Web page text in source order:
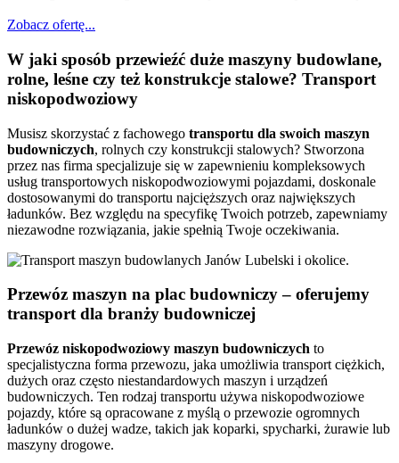
Zobacz ofertę...
W jaki sposób przewieźć duże maszyny budowlane,
rolne, leśne czy też konstrukcje stalowe? Transport
niskopodwoziowy
Musisz skorzystać z fachowego transportu dla swoich maszyn
budowniczych, rolnych czy konstrukcji stalowych? Stworzona
przez nas firma specjalizuje się w zapewnieniu kompleksowych
usług transportowych niskopodwoziowymi pojazdami, doskonale
dostosowanymi do transportu najcięższych oraz największych
ładunków. Bez względu na specyfikę Twoich potrzeb, zapewniamy
niezawodne rozwiązania, jakie spełnią Twoje oczekiwania.
Przewóz maszyn na plac budowniczy – oferujemy
transport dla branży budowniczej
Przewóz niskopodwoziowy maszyn budowniczych to
specjalistyczna forma przewozu, jaka umożliwia transport ciężkich,
dużych oraz często niestandardowych maszyn i urządzeń
budowniczych. Ten rodzaj transportu używa niskopodwoziowe
pojazdy, które są opracowane z myślą o przewozie ogromnych
ładunków o dużej wadze, takich jak koparki, spycharki, żurawie lub
maszyny drogowe.